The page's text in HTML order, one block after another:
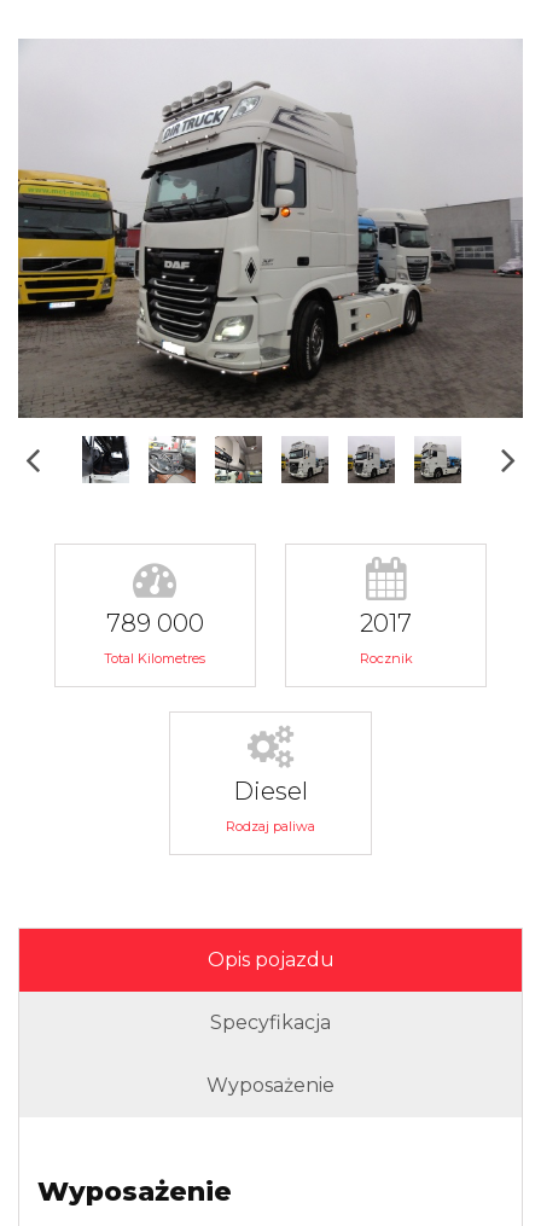
789 000
Total Kilometres
2017
Rocznik
Diesel
Rodzaj paliwa
Opis pojazdu
Specyfikacja
Wyposażenie
Wyposażenie